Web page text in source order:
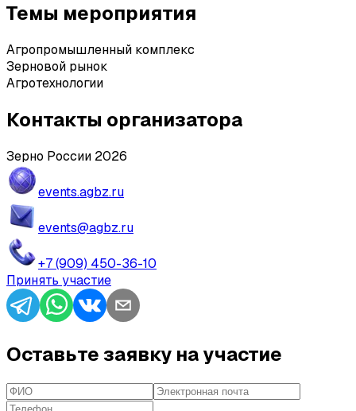
Темы мероприятия
Агропромышленный комплекс
Зерновой рынок
Агротехнологии
Контакты организатора
Зерно России 2026
events.agbz.ru
events@agbz.ru
+7 (909) 450-36-10
Принять участие
Оставьте заявку на участие